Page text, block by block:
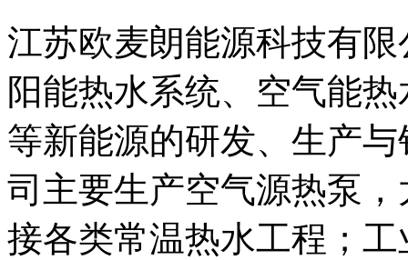
江苏欧麦朗能源科技有
阳能热水系统、空气能
等新能源的研发、生产
司主要生产空气源热泵
接各类常温热水工程；